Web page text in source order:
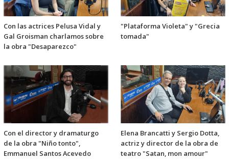
Con las actrices Pelusa Vidal y
Gal Groisman charlamos sobre
la obra "Desaparezco"
"Plataforma Violeta" y "Grecia
tomada"
Con el director y dramaturgo
de la obra "Niño tonto",
Emmanuel Santos Acevedo
Elena Brancatti y Sergio Dotta,
actriz y director de la obra de
teatro "Satan, mon amour"